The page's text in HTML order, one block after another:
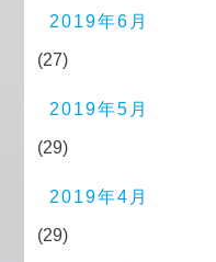
2019年6月
(27)
2019年5月
(29)
2019年4月
(29)